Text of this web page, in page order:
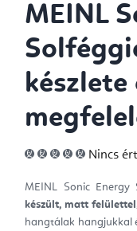
MEINL
A
termék
5-
ből
0,0
csillag.
Nincs
MEINL Sonic Energy
készült, matt felülettel
hangtálak hangjukkal